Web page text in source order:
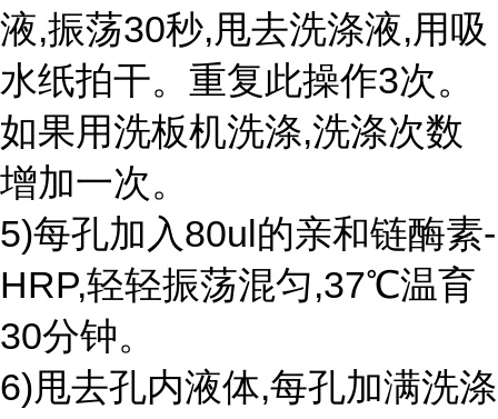
液,振荡30秒,甩去洗涤液,用吸
水纸拍干。重复此操作3次。
如果用洗板机洗涤,洗涤次数
增加一次。
5)每孔加入80ul的亲和链酶素-
HRP,轻轻振荡混匀,37℃温育
30分钟。
6)甩去孔内液体,每孔加满洗涤